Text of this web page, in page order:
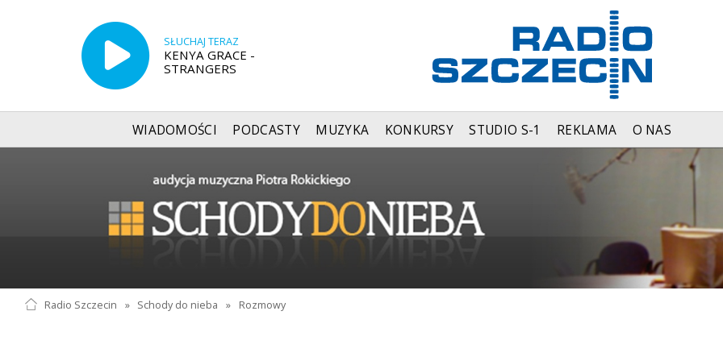
SŁUCHAJ TERAZ
KENYA GRACE -
STRANGERS
WIADOMOŚCI PODCASTY MUZYKA KONKURSY STUDIO S-1 REKLAMA O NAS
Radio Szczecin » Schody do nieba » Rozmowy